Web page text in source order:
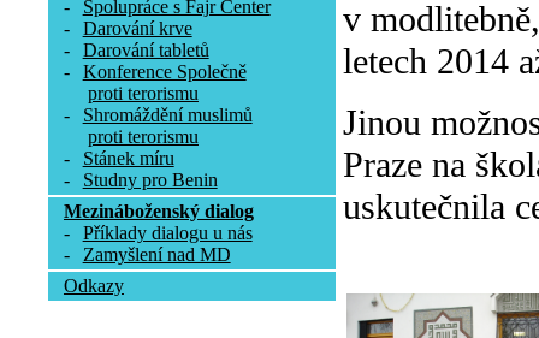
-
Spolupráce s Fajr Center
-
Darování krve
-
Darování tabletů
-
Konference Společně
proti terorismu
-
Shromáždění muslimů
proti terorismu
-
Stánek míru
-
Studny pro Benin
Mezináboženský dialog
-
Příklady dialogu u nás
-
Zamyšlení nad MD
Odkazy
v
letech 2014
Jinou
Praze na
uskutečnila